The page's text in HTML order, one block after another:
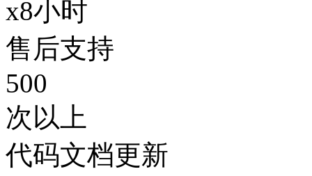
x8小时
售后支持
500
次以上
代码文档更新